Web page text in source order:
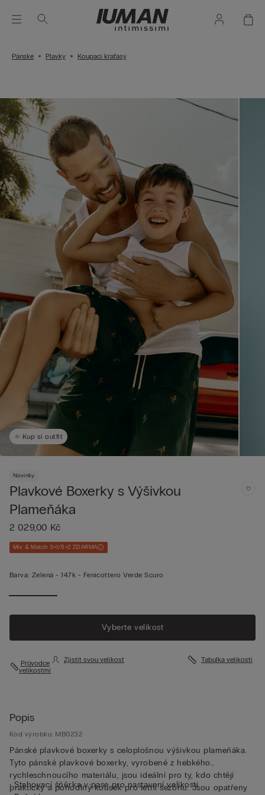
Pánské Plavky Koupací kraťasy
Kup si outfit
Novinky
Plavkové Boxerky s Výšivkou
Plameňáka
2 029,00 Kč
Mix & Match 3+1/5+2 ZDARMA
Barva: Zelená -147k - Fenicottero Verde Scuro
Vyberte velikost
Průvodce
velikostmi
Zjistit svou velikost Tabulka velikostí
Popis
Kód výrobku: MB0232
Pánské plavkové boxerky s celoplošnou výšivkou plameňáka.
Tyto pánské plavkové boxerky, vyrobené z hebkého
rychleschnoucího materiálu, jsou ideální pro ty, kdo chtějí
praktický a pohodlný kousek pro letní sezónu. Jsou opatřeny
• Stahovací šňůrka v pase pro nastavení velikosti